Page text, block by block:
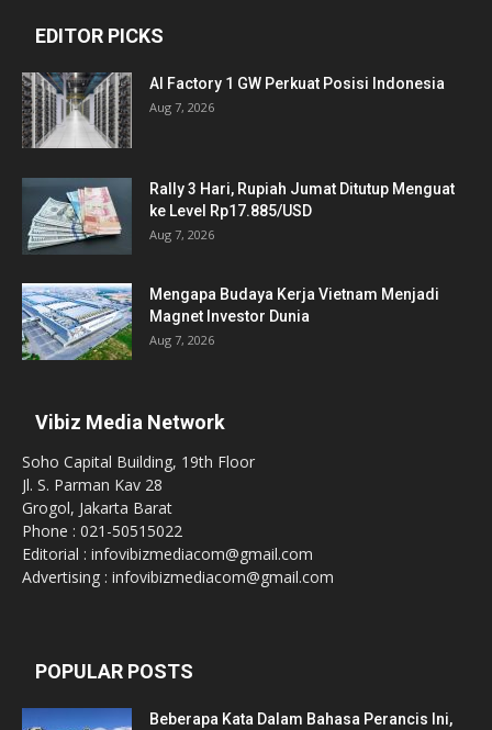
EDITOR PICKS
AI Factory 1 GW Perkuat Posisi Indonesia
Aug 7, 2026
Rally 3 Hari, Rupiah Jumat Ditutup Menguat
ke Level Rp17.885/USD
Aug 7, 2026
Mengapa Budaya Kerja Vietnam Menjadi
Magnet Investor Dunia
Aug 7, 2026
Vibiz Media Network
Soho Capital Building, 19th Floor
Jl. S. Parman Kav 28
Grogol, Jakarta Barat
Phone : 021-50515022
Editorial : infovibizmediacom@gmail.com
Advertising : infovibizmediacom@gmail.com
POPULAR POSTS
Beberapa Kata Dalam Bahasa Perancis Ini,